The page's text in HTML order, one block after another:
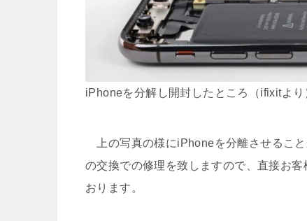
iPhoneを分解し開封したところ（ifixitより
上の写真の様にiPhoneを分離させるこ
の交換での修理を致しますので、直接お
おります。